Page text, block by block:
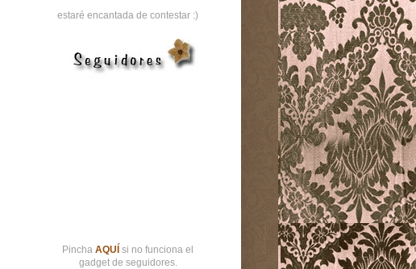
estaré encantada de contestar :)
Pincha AQUÍ si no funciona el
gadget de seguidores.